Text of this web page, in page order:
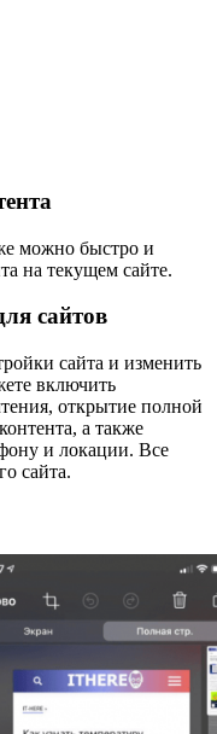
можно быстро и
на текущем сайте.
сайтов
сайта и изменить
включить
открытие полной
а также
и локации. Все
сайта.